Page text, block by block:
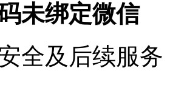
未绑定微信
全及后续服